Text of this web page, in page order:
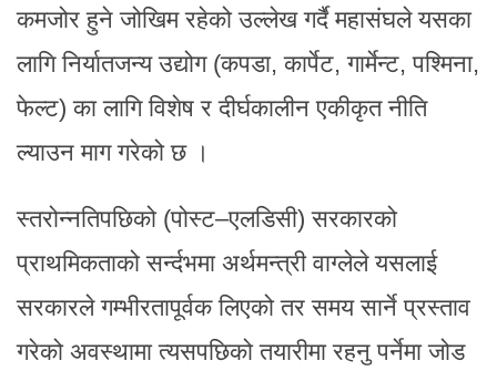
कमजोर हुने जोखिम रहेको उल्लेख गर्दै महासंघले यसका
लागि निर्यातजन्य उद्योग (कपडा, कार्पेट, गार्मेन्ट, पश्मिना,
फेल्ट) का लागि विशेष र दीर्घकालीन एकीकृत नीति
ल्याउन माग गरेको छ ।
स्तरोन्नतिपछिको (पोस्ट–एलडिसी) सरकारको
प्राथमिकताको सर्न्दभमा अर्थमन्त्री वाग्लेले यसलाई
सरकारले गम्भीरतापूर्वक लिएको तर समय सार्ने प्रस्ताव
गरेको अवस्थामा त्यसपछिको तयारीमा रहनु पर्नेमा जोड